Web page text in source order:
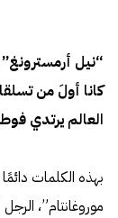
“نيل
كانا أولَ من
العالم يرتدي
بهذه الكلمات
موروغانتام”،